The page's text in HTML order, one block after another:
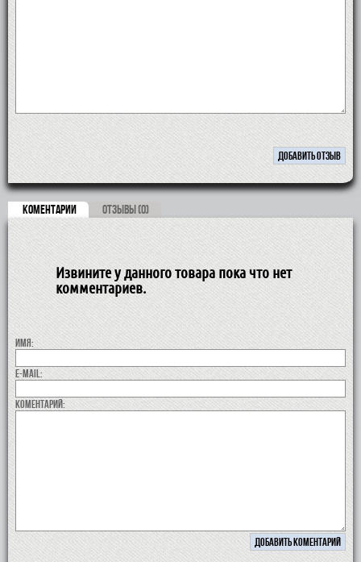
КОМЕНТАРИИ ОТЗЫВЫ (0)
Извините у данного товара пока что нет
комментариев.
Имя:
E-MAIL:
коментарий: